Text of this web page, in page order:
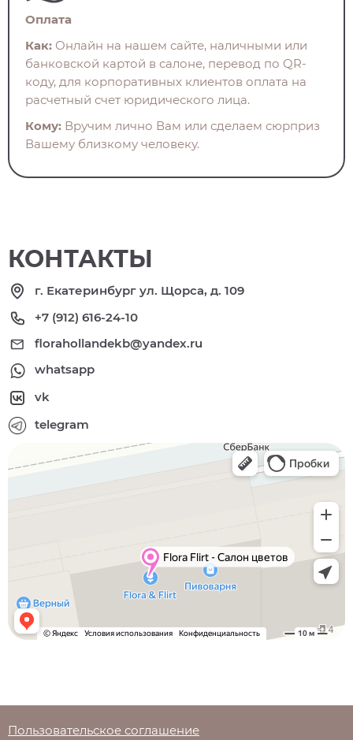
Оплата
Как: Онлайн на нашем сайте, наличными или
банковской картой в салоне, перевод по QR-
коду, для корпоративных клиентов оплата на
расчетный счет юридического лица.
Кому: Вручим лично Вам или сделаем сюрприз
Вашему близкому человеку.
КОНТАКТЫ
г. Екатеринбург ул. Щорса, д. 109
+7 (912) 616-24-10
florahollandekb@yandex.ru
whatsapp
vk
telegram
Пользовательское соглашение